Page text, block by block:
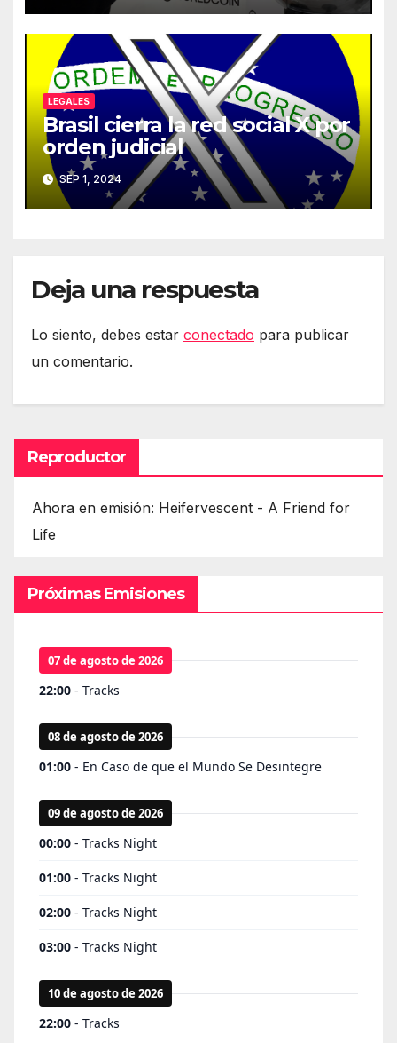
LEGALES
Brasil cierra la red social X por
orden judicial
SEP 1, 2024
Deja una respuesta
Lo siento, debes estar conectado para publicar
un comentario.
Reproductor
Ahora en emisión: Heifervescent - A Friend for
Life
Próximas Emisiones